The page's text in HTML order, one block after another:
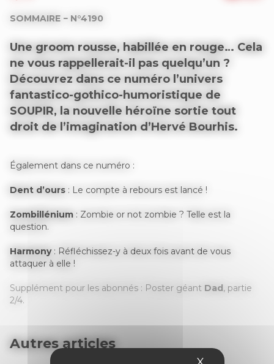
SOMMAIRE − N°4190
Une groom rousse, habillée en rouge… Cela
ne vous rappellerait-il pas quelqu’un ?
Découvrez dans ce numéro l’univers
fantastico-gothico-humoristique de
SOUPIR, la nouvelle héroïne sortie tout
droit de l’imagination d’Hervé Bourhis.
Également dans ce numéro :
Dent d’ours : Le compte à rebours est lancé !
Zombillénium : Zombie or not zombie ? Telle est la
question.
Harmony: Réfléchissez-y à deux fois avant de vous
attaquer à elle !
Supplément pour les abonnés : Poster géant Dad , partie
2/4.
Autres articles